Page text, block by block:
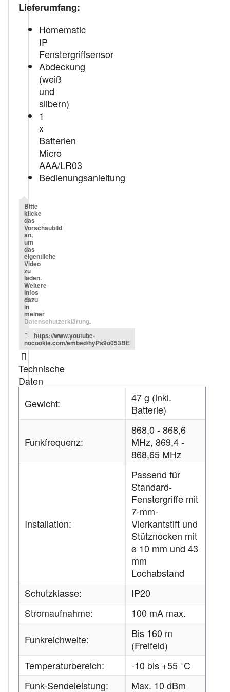
Lieferumfang:
Homematic
IP
Fenstergriffsensor
Abdeckung
(weiß
und
silbern)
1
x
Batterien
Micro
AAA/LR03
Bedienungsanleitung
Bitte
klicke
das
Vorschaubild
an,
um
das
eigentliche
Video
zu
laden.
Weitere
Infos
dazu
in
meiner
Datenschutzerklärung.
https://www.youtube-
nocookie.com/embed/hyPs9o053BE
Technische
Daten
Gewicht:
47 g (inkl.
Batterie)
Funkfrequenz:
868,0 - 868,6
MHz, 869,4 -
868,65 MHz
Installation:
Passend für
Standard-
Fenstergriffe mit
7-mm-
Vierkantstift und
Stütznocken mit
ø 10 mm und 43
mm
Lochabstand
Schutzklasse:
IP20
Stromaufnahme:
100 mA max.
Funkreichweite:
Bis 160 m
(Freifeld)
Temperaturbereich:
-10 bis +55 °C
Funk-Sendeleistung:
Max. 10 dBm